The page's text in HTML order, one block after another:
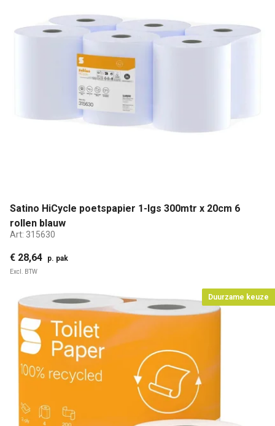
Satino HiCycle poetspapier 1-lgs 300mtr x 20cm 6
rollen blauw
Art: 315630
€ 28,64 p. pak
Excl. BTW
Duurzame keuze